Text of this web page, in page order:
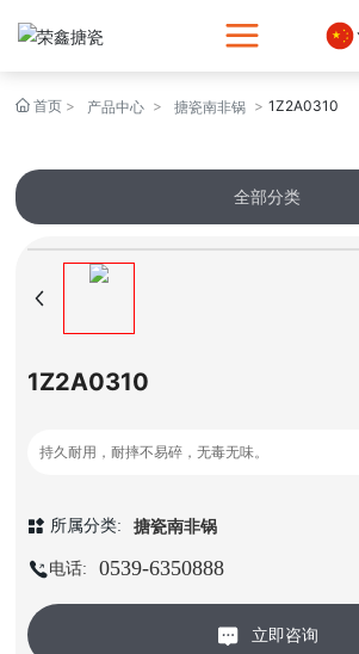
首页 产品中心 搪瓷南非锅 1Z2A0310
全部分类
1Z2A0310
持久耐用，耐摔不易碎，无毒无味。
所属分类: 搪瓷南非锅
电话: 0539-6350888
立即咨询